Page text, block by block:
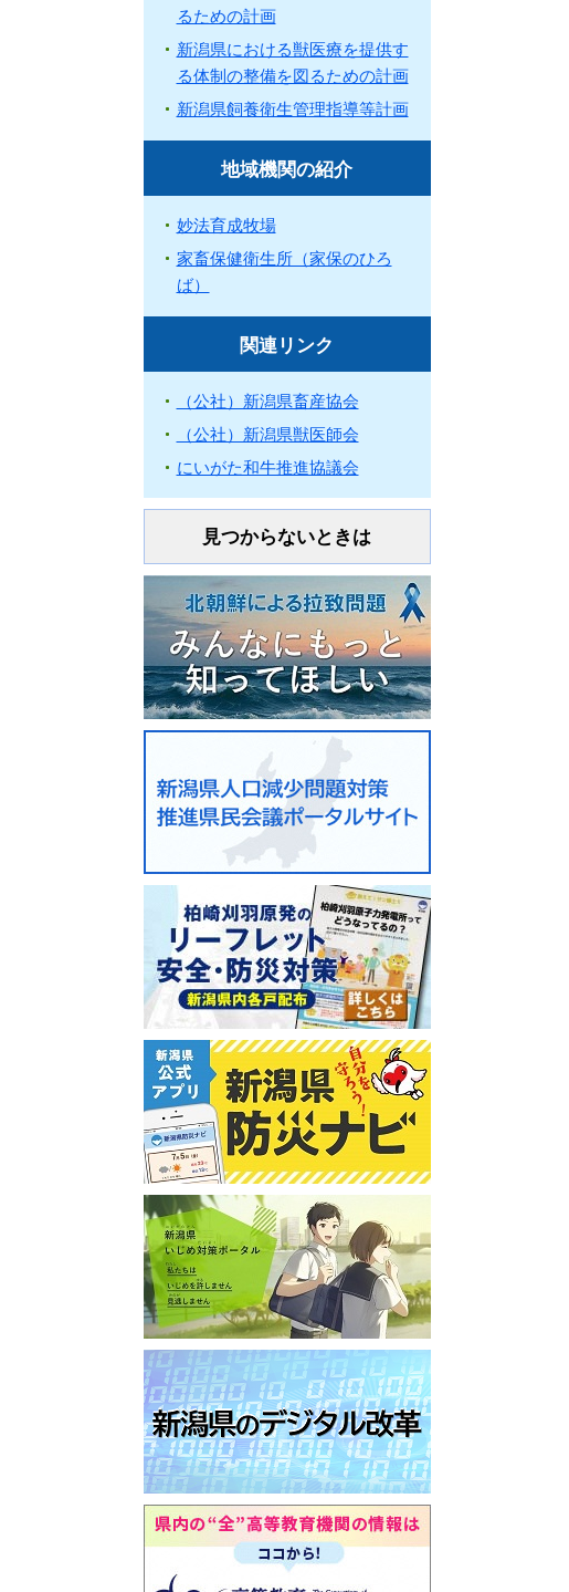
るための計画
新潟県における獣医療を提供す
る体制の整備を図るための計画
新潟県飼養衛生管理指導等計画
地域機関の紹介
妙法育成牧場
家畜保健衛生所（家保のひろ
ば）
関連リンク
（公社）新潟県畜産協会
（公社）新潟県獣医師会
にいがた和牛推進協議会
見つからないときは